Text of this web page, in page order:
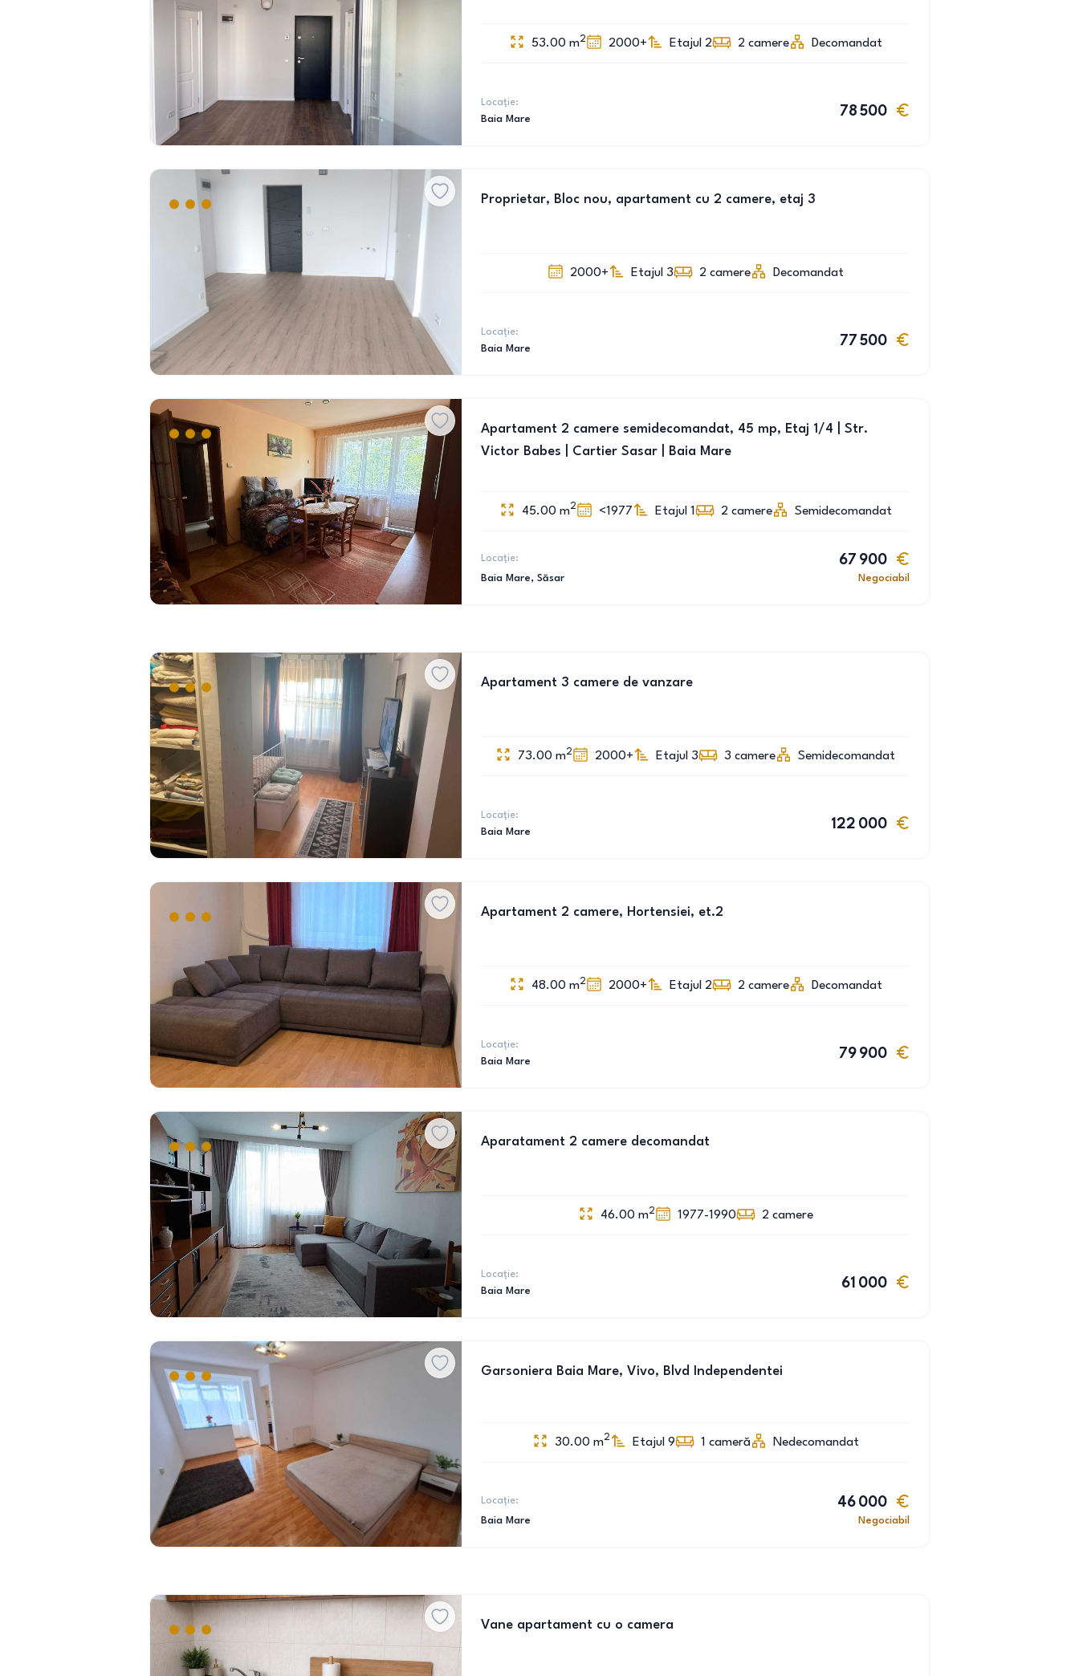
53.00 m2 2000+ Etajul 2 2 camere Decomandat
Locație:
Baia Mare
78 500
Proprietar, Bloc nou, apartament cu 2 camere, etaj 3
2000+ Etajul 3 2 camere Decomandat
Locație:
Baia Mare
77 500
Apartament 2 camere semidecomandat, 45 mp, Etaj 1/4 | Str.
Victor Babes | Cartier Sasar | Baia Mare
45.00 m2 <1977 Etajul 1 2 camere Semidecomandat
Locație:
Baia Mare, Săsar
67 900
Negociabil
Apartament 3 camere de vanzare
73.00 m2 2000+ Etajul 3 3 camere Semidecomandat
Locație:
Baia Mare
122 000
Apartament 2 camere, Hortensiei, et.2
48.00 m2 2000+ Etajul 2 2 camere Decomandat
Locație:
Baia Mare
79 900
Aparatament 2 camere decomandat
46.00 m2 1977-1990 2 camere
Locație:
Baia Mare
61 000
Garsoniera Baia Mare, Vivo, Blvd Independentei
30.00 m2 Etajul 9 1 cameră Nedecomandat
Locație:
Baia Mare
46 000
Negociabil
Vane apartament cu o camera